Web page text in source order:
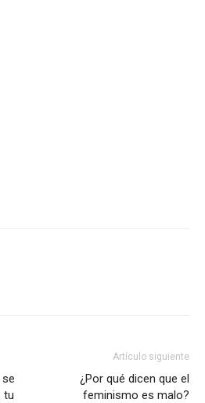
tu
Artículo siguiente
¿Por qué dicen que el
feminismo es malo?